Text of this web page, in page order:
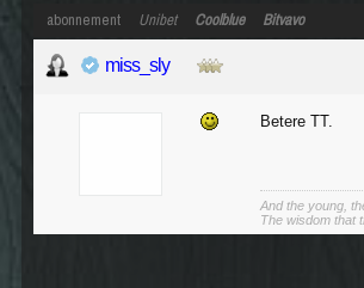
abonnement Unibet Coolblue Bitvavo
miss_sly
Betere TT.
And the young,
The wisdom that